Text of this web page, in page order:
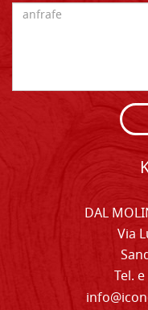
DAL
Via
Tel.